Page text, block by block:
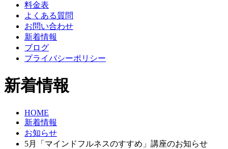
料金表
よくある質問
お問い合わせ
新着情報
ブログ
プライバシーポリシー
新着情報
HOME
新着情報
お知らせ
5月「マインドフルネスのすすめ」講座のお知らせ